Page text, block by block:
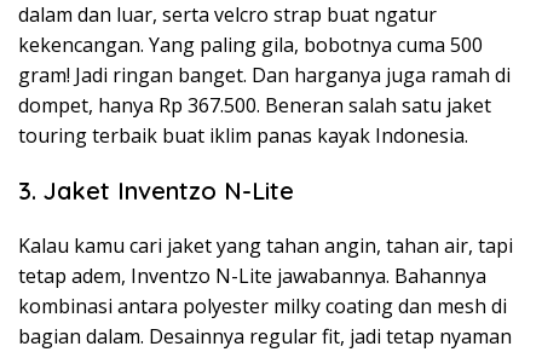
dalam dan luar, serta velcro strap buat ngatur
kekencangan. Yang paling gila, bobotnya cuma 500
gram! Jadi ringan banget. Dan harganya juga ramah di
dompet, hanya Rp 367.500. Beneran salah satu jaket
touring terbaik buat iklim panas kayak Indonesia.
3. Jaket Inventzo N-Lite
Kalau kamu cari jaket yang tahan angin, tahan air, tapi
tetap adem, Inventzo N-Lite jawabannya. Bahannya
kombinasi antara polyester milky coating dan mesh di
bagian dalam. Desainnya regular fit, jadi tetap nyaman